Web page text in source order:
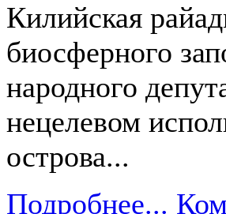
Килийская
биосферного
народного
нецелевом
острова...
Подробнее...